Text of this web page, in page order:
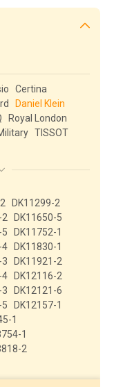
Certina
Daniel Klein
Royal London
TISSOT
DK11299-2
2
DK11650-5
5
DK11752-1
4
DK11830-1
3
DK11921-2
4
DK12116-2
3
DK12121-6
5
DK12157-1
1
1
2